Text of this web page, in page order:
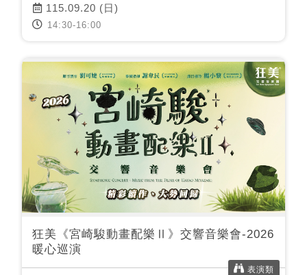
115.09.20 (日)
14:30-16:00
狂美《宮崎駿動畫配樂Ⅱ》交響音樂會-2026
暖心巡演
表演類